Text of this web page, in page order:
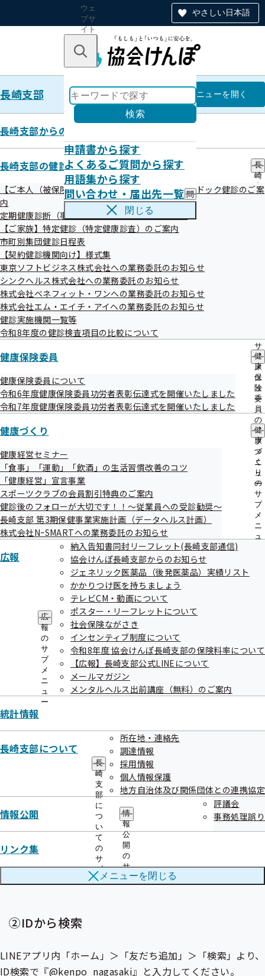
やさしい日本語
ウェ
ブサ
イト
のナ
ン
キーワードで探す
検索
申請書から探す
よくあるご質問から探す
用語集から探す
問い合わせ・届出先一覧 問
い
出
一
覧
の
閉じる
長崎支部 長崎支部
メニューを開く
長崎支部からのお知らせ
長崎支部の健診・保健指導のご案内
長
崎
支
部
サ
ブ
メ
ニ
ュ
ー
【ご本人（被保険者）】生活習慣病予防健診・人間ドック健診のご案
内
定期健康診断（事業者健診）結果の提供のお願い
【ご家族】特定健診（特定健康診査）のご案内
市町別集団健診日程表
【契約健診機関向け】様式集
東京ソフトビジネス株式会社への業務委託のお知らせ
シンクヘルス株式会社への業務委託のお知らせ
株式会社ベネフィット・ワンへの業務委託のお知らせ
株式会社エム・エイチ・アイへの業務委託のお知らせ
健診実施機関一覧等
令和8年度の健診検査項目の比較について
健康保険委員
健
康
保
険
委
員
の
サ
ブ
メ
ニ
ュ
ー
健康保険委員について
令和6年度健康保険委員功労者表彰伝達式を開催いたしました
令和7年度健康保険委員功労者表彰伝達式を開催いたしました
健康づくり
健
康
づ
く
り
の
サ
ブ
メ
ニ
ュ
健康経営セミナー
「食事」「運動」「飲酒」の生活習慣改善のコツ
「健康経営」宣言事業
スポーツクラブの会員割引特典のご案内
健診後のフォローが大切です！！～従業員への受診勧奨～
長崎支部 第3期保健事業実施計画（データヘルス計画）
株式会社NｰSMARTへの業務委託のお知らせ
広報
広
報
の
サ
ブ
メ
ニ
ュ
ー
納入告知書同封リーフレット(長崎支部通信)
協会けんぽ長崎支部からのお知らせ
ジェネリック医薬品（後発医薬品）実績リスト
かかりつけ医を持ちましょう
テレビCM・動画について
ポスター・リーフレットについて
社会保険ながさき
インセンティブ制度について
令和8年度 協会けんぽ長崎支部の保険料率について
【広報】長崎支部公式LINEについて
メールマガジン
メンタルヘルス出前講座（無料）のご案内
統計情報
長崎支部について
長
崎
支
部
に
つ
い
て
の
サ
ブ
メ
所在地・連絡先
調達情報
採用情報
個人情報保護
地方自治体及び関係団体との連携協定
情報公開
情
報
公
開
の
サ
ブ
メ
評議会
事務処理誤り
リンク集
メニューを閉じる
【広報】長崎支部公式LINEにつ
いて
令和06年11月01日
協会けんぽ長崎支部、公式LINE始めまし
た！
健康情報をはじめとして、様々なお役立ち情報を配信してい
きます。
ぜひ友だち登録をお願いします！
LINEアカウント名：協会けんぽ長崎
友だち登録方法
①二次元コードを読み取る
LINEアプリ内「ホーム」＞「友だち追加」＞「QRコード」
より、下の二次元コードを読み取ってください。
②IDから検索
LINEアプリ内「ホーム」＞「友だち追加」＞「検索」より、
ID検索で『@kenpo_nagasaki』と入力してください。